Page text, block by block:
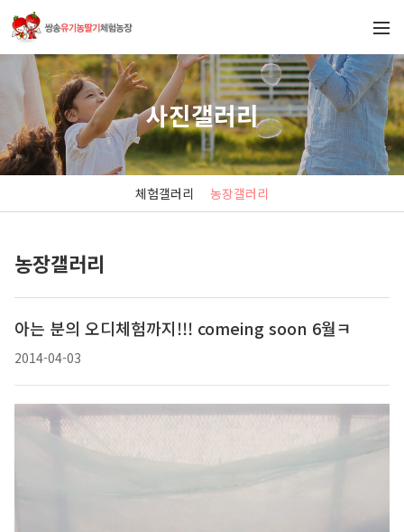
사진갤러리
체험갤러리 농장갤러리
농장갤러리
아는 분의 오디체험까지!!! comeing soon 6월ㅋ
2014-04-03